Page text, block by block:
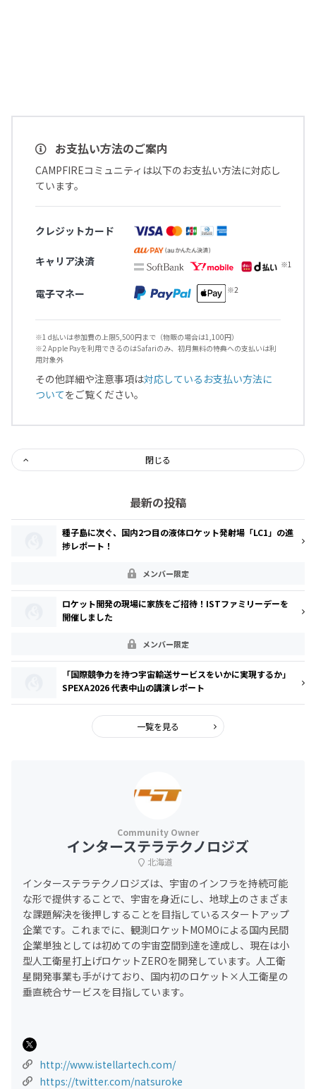
お支払い方法のご案内
CAMPFIREコミュニティは以下のお支払い方法に対応し
ています。
クレジットカード
キャリア決済
電子マネー
※1 d払いは参加費の上限5,500円まで（物販の場合は1,100円）
※2 Apple Payを利用できるのはSafariのみ、初月無料の特典への支払いは利
用対象外
その他詳細や注意事項は対応しているお支払い方法に
ついてをご覧ください。
閉じる
最新の投稿
種子島に次ぐ、国内2つ目の液体ロケット発射場「LC1」の進
捗レポート！
メンバー限定
ロケット開発の現場に家族をご招待！ISTファミリーデーを
開催しました
メンバー限定
「国際競争力を持つ宇宙輸送サービスをいかに実現するか」
SPEXA2026 代表中山の講演レポート
一覧を見る
インターステラテクノロジズ
北海道
インターステラテクノロジズは、宇宙のインフラを持続可能
な形で提供することで、宇宙を身近にし、地球上のさまざま
な課題解決を後押しすることを目指しているスタートアップ
企業です。これまでに、観測ロケットMOMOによる国内民間
企業単独としては初めての宇宙空間到達を達成し、現在は小
型人工衛星打上げロケットZEROを開発しています。人工衛
星開発事業も手がけており、国内初のロケット×人工衛星の
垂直統合サービスを目指しています。
http://www.istellartech.com/
https://twitter.com/natsuroke